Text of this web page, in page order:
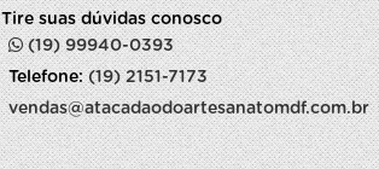
Tire suas dúvidas conosco
(19) 99940-0393
Telefone:(19) 2151-7173
vendas@atacadaodoartesanatomdf.com.br